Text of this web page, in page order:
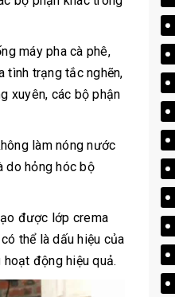
máy pha cà phê,
tình trạng tắc nghẽn,
xuyên, các bộ phận
làm nóng nước
do hỏng hóc bộ
được lớp crema
thể là dấu hiệu của
động hiệu quả.